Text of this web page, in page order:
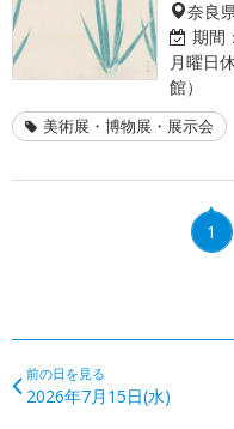
奈良
期間：
月曜日
館）
美術展・博物展・展示会
1
前の日を見る
2026年7月15日(水)